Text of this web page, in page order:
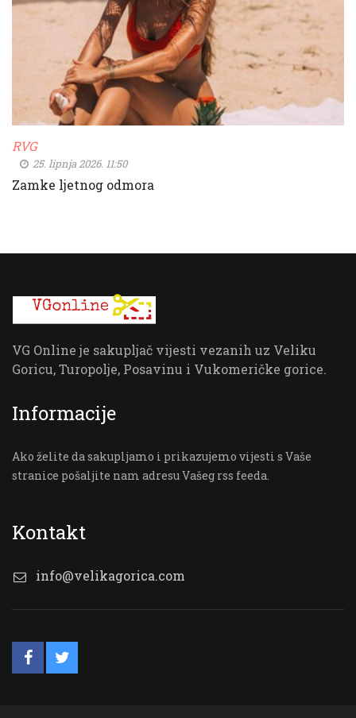
RVG
25. lipnja 2026. 11:50
Zamke ljetnog odmora
VG Online je sakupljač vijesti vezanih uz Veliku
Goricu, Turopolje, Posavinu i Vukomeričke gorice.
Informacije
Ako želite da sakupljamo i prikazujemo vijesti s Vaše
stranice pošaljite nam adresu Vašeg rss feeda.
Kontakt
info@velikagorica.com